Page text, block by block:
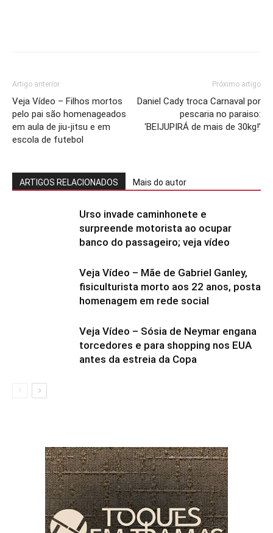
Artigo anterior
Veja Vídeo – Filhos mortos
pelo pai são homenageados
em aula de jiu-jitsu e em
escola de futebol
Próximo artigo
Daniel Cady troca Carnaval por
pescaria no paraiso:
‘BEIJUPIRÁ de mais de 30kg!’
ARTIGOS RELACIONADOS Mais do autor
Urso invade caminhonete e
surpreende motorista ao ocupar
banco do passageiro; veja vídeo
Veja Vídeo – Mãe de Gabriel Ganley,
fisiculturista morto aos 22 anos, posta
homenagem em rede social
Veja Vídeo – Sósia de Neymar engana
torcedores e para shopping nos EUA
antes da estreia da Copa